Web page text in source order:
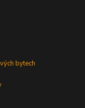
bytech